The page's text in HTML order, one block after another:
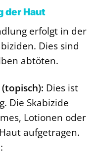
der Haut
erfolgt in der
Dies sind
abtöten.
Dies ist
Die Skabizide
Lotionen oder
aufgetragen.